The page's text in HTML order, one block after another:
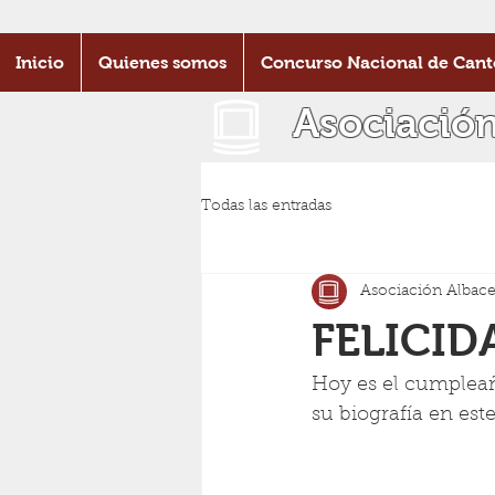
Concurso Nacional de
Quienes somos
Inicio
Todas las entradas
Asociación
Hoy es el
su biografía en